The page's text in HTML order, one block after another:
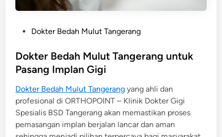
s
t
d
i
n
Dokter Bedah Mulut Tangerang
Dokter Bedah Mulut Tangerang untuk
Pasang Implan Gigi
Dokter Bedah Mulut Tangerang yang ahli dan
profesional di ORTHOPOINT – Klinik Dokter Gigi
Spesialis BSD Tangerang akan memastikan proses
pemasangan implan berjalan lancar dan aman